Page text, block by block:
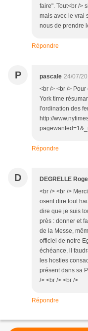
faire". Tout<br />
mais avec le vrai
nous de prendre
Répondre
P pascale 24/07/
<br /> <br />
York time
l'ordination des
http://
Répondre
D DEGRELLE
<br /> <br />
osent dire tout
dire que je suis
près : donner et
de la Messe,
officiel de notre
échéance, il
les hosties
présent dans sa
/> <br /> <br />
Répondre